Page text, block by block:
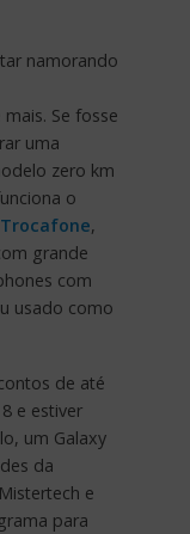
namorando
Se fosse
uma
zero km
o
Trocafone,
grande
com
usado como
de até
e estiver
um Galaxy
da
e
para